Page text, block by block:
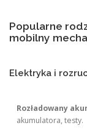
Popularne
mobilny
Elektryka i
Rozładowany
akumulatora, testy.